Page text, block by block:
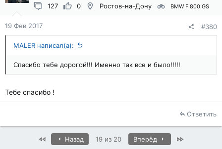
127
0 Ростов-на-Дону BMW F 800 GS
19 Фев 2017 #380
MALER написал(а):
Спасибо тебе дорогой!!! Именно так все и было!!!!!
Тебе спасибо !
Ответить
First Назад 19 из 20 Вперёд